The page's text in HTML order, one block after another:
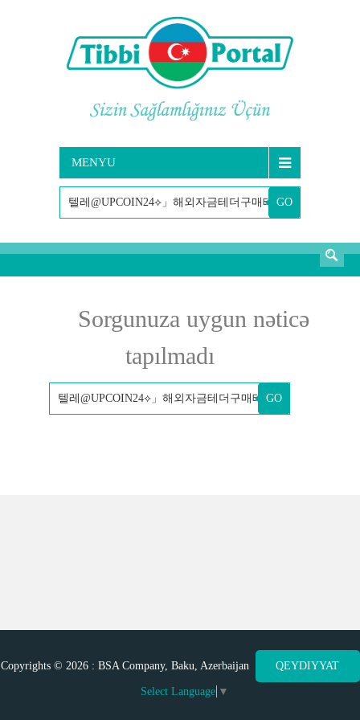
MENYU
GO
AXTARIŞ
Sorgunuza uygun nəticə
tapılmadı
GO
Copyrights © 2026 : BSA Company, Baku, Azerbaijan QEYDIYYAT
Select Language ▼